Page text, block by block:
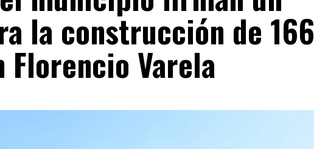
la construcción de 166
Florencio Varela